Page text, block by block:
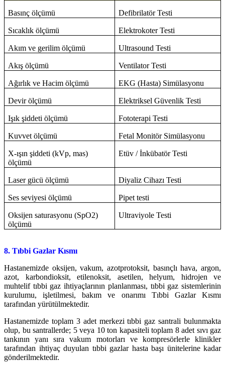
Basınç ölçümü Defibrilatör Testi
Sıcaklık ölçümü Elektrokoter Testi
Akım ve gerilim ölçümü Ultrasound Testi
Akış ölçümü Ventilator Testi
Ağırlık ve Hacim ölçümü EKG (Hasta) Simülasyonu
Devir ölçümü Elektriksel Güvenlik Testi
Işık şiddeti ölçümü Fototerapi Testi
Kuvvet ölçümü Fetal Monitör Simülasyonu
X-ışın şiddeti (kVp, mas)
ölçümü
Etüv / İnkübatör Testi
Laser gücü ölçümü Diyaliz Cihazı Testi
Ses seviyesi ölçümü Pipet testi
Oksijen saturasyonu (SpO2)
ölçümü
Ultraviyole Testi
8. Tıbbi Gazlar Kısmı
Hastanemizde oksijen, vakum, azotprotoksit, basınçlı hava, argon,
azot, karbondioksit, etilenoksit, asetilen, helyum, hidrojen ve
muhtelif tıbbi gaz ihtiyaçlarının planlanması, tıbbi gaz sistemlerinin
kurulumu, işletilmesi, bakım ve onarımı Tıbbi Gazlar Kısmı
tarafından yürütülmektedir.
Hastanemizde toplam 3 adet merkezi tıbbi gaz santrali bulunmakta
olup, bu santrallerde; 5 veya 10 ton kapasiteli toplam 8 adet sıvı gaz
tankının yanı sıra vakum motorları ve kompresörlerle klinikler
tarafından ihtiyaç duyulan tıbbi gazlar hasta başı ünitelerine kadar
gönderilmektedir.